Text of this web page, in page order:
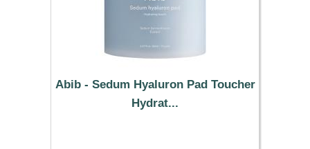
Abib - Sedum Hyaluron Pad Toucher
Hydrat...